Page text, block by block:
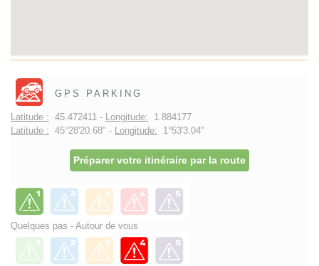
GPS PARKING
Latitude : 45.472411 - Longitude: 1.884177
Latitude : 45°28'20.68" - Longitude: 1°53'3.04"
Préparer votre itinéraire par la route
Quelques pas - Autour de vous